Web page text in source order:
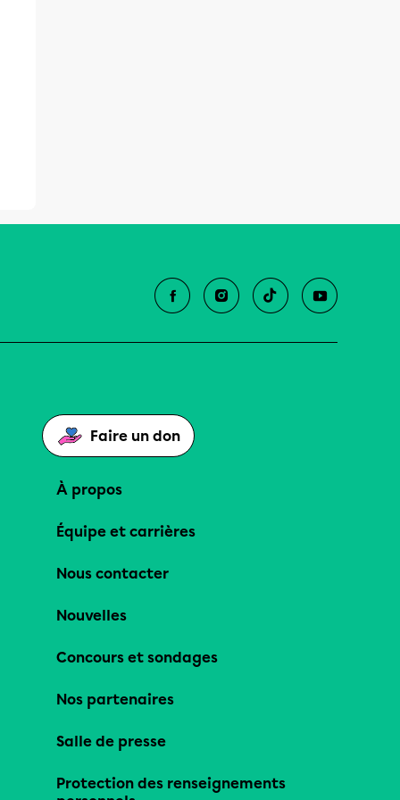
Faire un don
À propos
Équipe et carrières
Nous contacter
Nouvelles
Concours et sondages
Nos partenaires
Salle de presse
Protection des renseignements